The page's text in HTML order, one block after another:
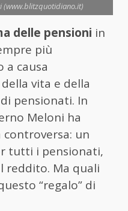
(www.blitzquotidiano.it)
delle pensioni in
più
causa
vita e della
pensionati. In
Meloni ha
un
tutti i pensionati,
reddito. Ma quali
“regalo” di